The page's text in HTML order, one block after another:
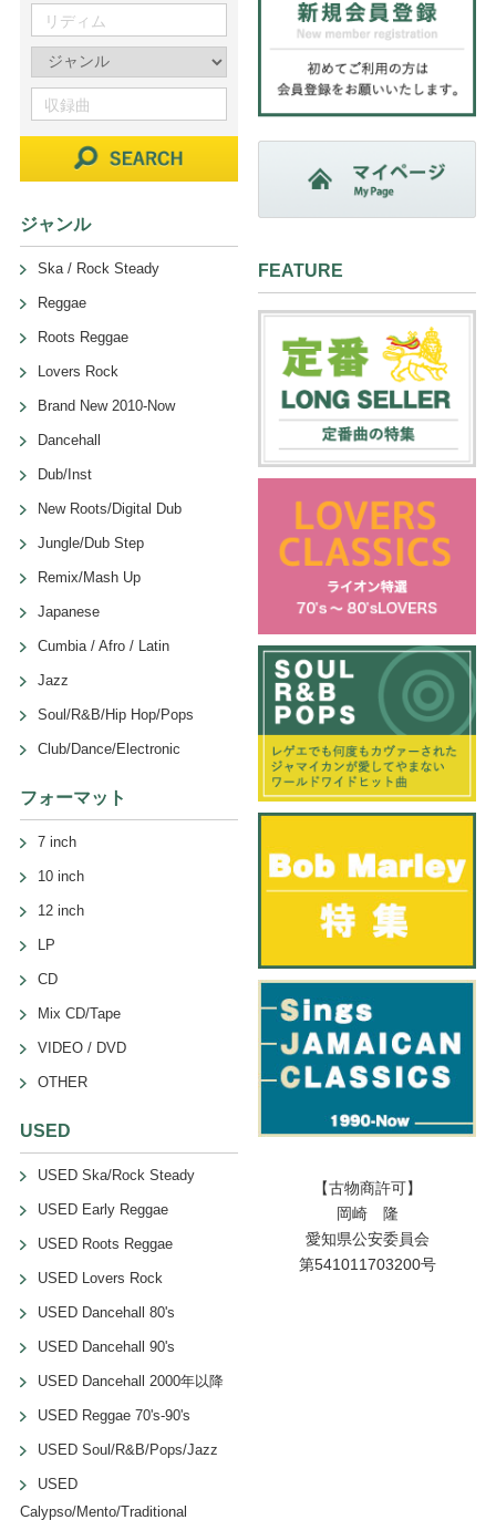
ジャンル
Ska / Rock Steady
Reggae
Roots Reggae
Lovers Rock
Brand New 2010-Now
Dancehall
Dub/Inst
New Roots/Digital Dub
Jungle/Dub Step
Remix/Mash Up
Japanese
Cumbia / Afro / Latin
Jazz
Soul/R&B/Hip Hop/Pops
Club/Dance/Electronic
フォーマット
7 inch
10 inch
12 inch
LP
CD
Mix CD/Tape
VIDEO / DVD
OTHER
USED
USED Ska/Rock Steady
USED Early Reggae
USED Roots Reggae
USED Lovers Rock
USED Dancehall 80's
USED Dancehall 90's
USED Dancehall 2000年以降
USED Reggae 70's-90's
USED Soul/R&B/Pops/Jazz
USED
Calypso/Mento/Traditional
FEATURE
【古物商許可】
岡崎 隆
愛知県公安委員会
第541011703200号